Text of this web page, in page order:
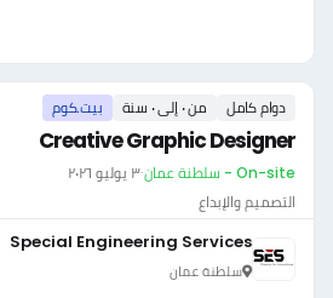
دوام كامل من ٠ إلى ٠ سنة بيت.كوم
Creative Graphic Designer
On-site - سلطنة عمان ·٣ يوليو ٢٠٢٦
التصميم والإبداع
Special Engineering Services
سلطنة عمان